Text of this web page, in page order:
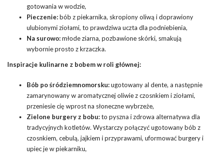
gotowania w wodzie,
Pieczenie:bób z piekarnika, skropiony oliwą i doprawiony
ulubionymi ziołami, to prawdziwa uczta dla podniebienia,
Na surowo:młode ziarna, pozbawione skórki, smakują
wybornie prosto z krzaczka.
Inspiracje kulinarne z bobem w roli głównej:
Bób po śródziemnomorsku:ugotowany al dente, a następnie
zamarynowany w aromatycznej oliwie z czosnkiem i ziołami,
przeniesie cię wprost na słoneczne wybrzeże,
Zielone burgery z bobu:to pyszna i zdrowa alternatywa dla
tradycyjnych kotletów. Wystarczy połączyć ugotowany bób z
czosnkiem, cebulą, jajkiem i przyprawami, uformować burgery i
upiec je w piekarniku,